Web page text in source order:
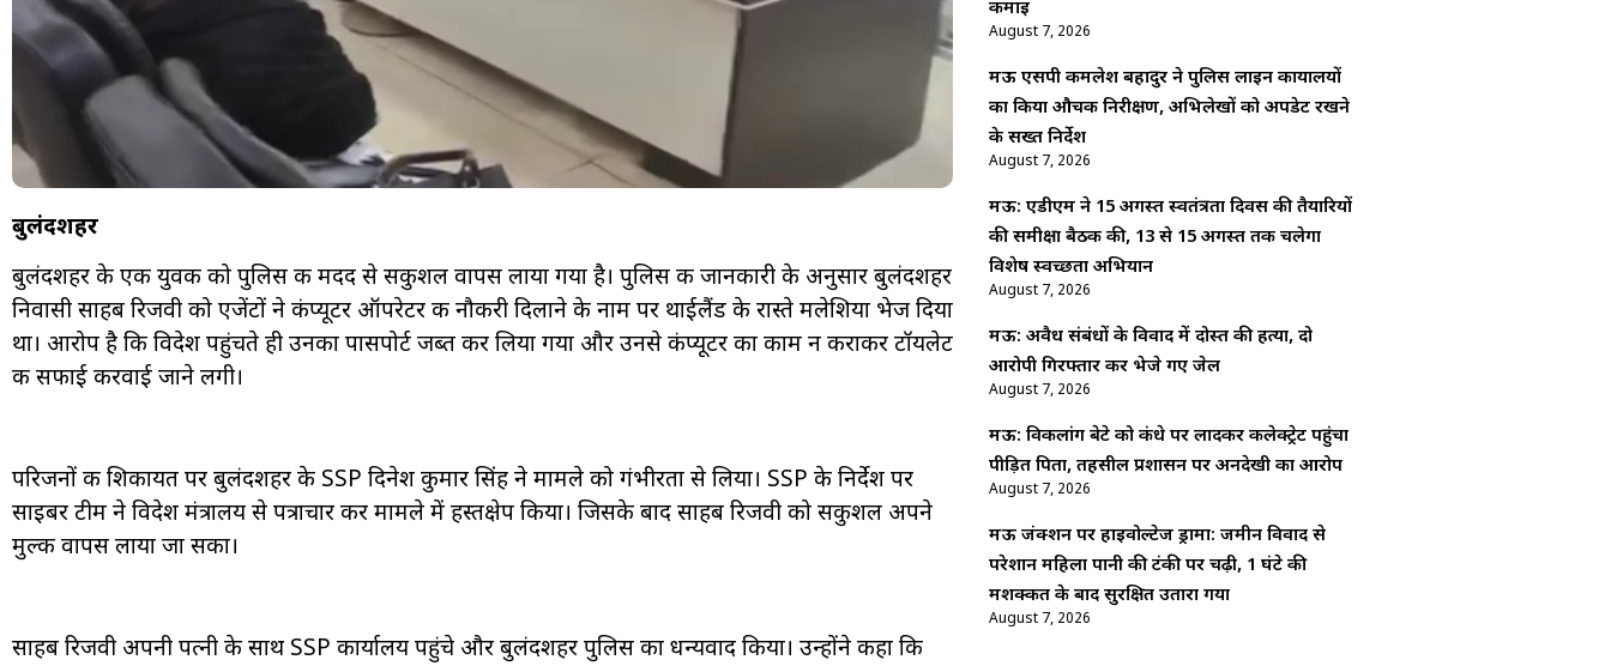
बुलंदशहर
बुलंदशहर के एक युवक को पुलिस की मदद से सकुशल वापस लाया गया है। पुलिस की जानकारी के अनुसार बुलंदशहर
निवासी साहब रिजवी को एजेंटों ने कंप्यूटर ऑपरेटर की नौकरी दिलाने के नाम पर थाईलैंड के रास्ते मलेशिया भेज दिया
था। आरोप है कि विदेश पहुंचते ही उनका पासपोर्ट जब्त कर लिया गया और उनसे कंप्यूटर का काम न कराकर टॉयलेट
की सफाई करवाई जाने लगी।
परिजनों की शिकायत पर बुलंदशहर के SSP दिनेश कुमार सिंह ने मामले को गंभीरता से लिया। SSP के निर्देश पर
साइबर टीम ने विदेश मंत्रालय से पत्राचार कर मामले में हस्तक्षेप किया। जिसके बाद साहब रिजवी को सकुशल अपने
मुल्क वापस लाया जा सका।
साहब रिजवी अपनी पत्नी के साथ SSP कार्यालय पहुंचे और बुलंदशहर पुलिस का धन्यवाद किया। उन्होंने कहा कि
कमाई
August 7, 2026
मऊ एसपी कमलेश बहादुर ने पुलिस लाइन कार्यालयों
का किया औचक निरीक्षण, अभिलेखों को अपडेट रखने
के सख्त निर्देश
August 7, 2026
मऊ: एडीएम ने 15 अगस्त स्वतंत्रता दिवस की तैयारियों
की समीक्षा बैठक की, 13 से 15 अगस्त तक चलेगा
विशेष स्वच्छता अभियान
August 7, 2026
मऊ: अवैध संबंधों के विवाद में दोस्त की हत्या, दो
आरोपी गिरफ्तार कर भेजे गए जेल
August 7, 2026
मऊ: विकलांग बेटे को कंधे पर लादकर कलेक्ट्रेट पहुंचा
पीड़ित पिता, तहसील प्रशासन पर अनदेखी का आरोप
August 7, 2026
मऊ जंक्शन पर हाईवोल्टेज ड्रामा: जमीन विवाद से
परेशान महिला पानी की टंकी पर चढ़ी, 1 घंटे की
मशक्कत के बाद सुरक्षित उतारा गया
August 7, 2026